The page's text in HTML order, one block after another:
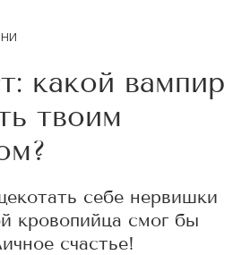
какой вампир
твоим
себе нервишки
кровопийца смог бы
счастье!